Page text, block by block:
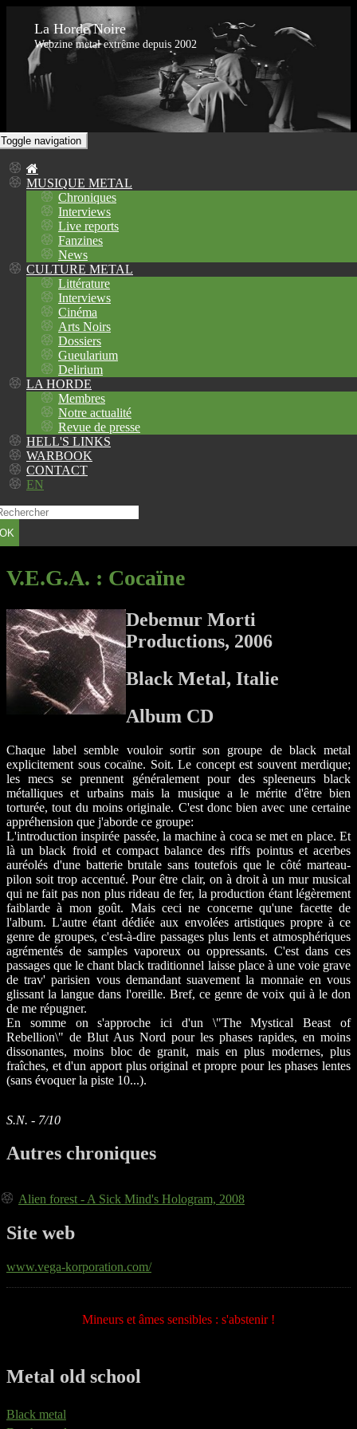
La Horde Noire
Webzine metal extrême depuis 2002
Toggle navigation
MUSIQUE METAL
Chroniques
Interviews
Live reports
Fanzines
News
CULTURE METAL
Littérature
Interviews
Cinéma
Arts Noirs
Dossiers
Gueularium
Delirium
LA HORDE
Membres
Notre actualité
Revue de presse
HELL'S LINKS
WARBOOK
CONTACT
EN
OK
V.E.G.A. : Cocaïne
Debemur Morti
Productions, 2006
Black Metal, Italie
Album CD
Chaque label semble vouloir sortir son groupe de black metal
explicitement sous cocaïne. Soit. Le concept est souvent merdique;
les mecs se prennent généralement pour des spleeneurs black
métalliques et urbains mais la musique a le mérite d'être bien
torturée, tout du moins originale. C'est donc bien avec une certaine
appréhension que j'aborde ce groupe:
L'introduction inspirée passée, la machine à coca se met en place. Et
là un black froid et compact balance des riffs pointus et acerbes
auréolés d'une batterie brutale sans toutefois que le côté marteau-
pilon soit trop accentué. Pour être clair, on à droit à un mur musical
qui ne fait pas non plus rideau de fer, la production étant légèrement
faiblarde à mon goût. Mais ceci ne concerne qu'une facette de
l'album. L'autre étant dédiée aux envolées artistiques propre à ce
genre de groupes, c'est-à-dire passages plus lents et atmosphériques
agrémentés de samples vaporeux ou oppressants. C'est dans ces
passages que le chant black traditionnel laisse place à une voie grave
de trav' parisien vous demandant suavement la monnaie en vous
glissant la langue dans l'oreille. Bref, ce genre de voix qui à le don
de me répugner.
En somme on s'approche ici d'un \"The Mystical Beast of
Rebellion\" de Blut Aus Nord pour les phases rapides, en moins
dissonantes, moins bloc de granit, mais en plus modernes, plus
fraîches, et d'un apport plus original et propre pour les phases lentes
(sans évoquer la piste 10...).
S.N. - 7/10
Autres chroniques
Alien forest - A Sick Mind's Hologram, 2008
Site web
www.vega-korporation.com/
Mineurs et âmes sensibles : s'abstenir !
Metal old school
Black metal